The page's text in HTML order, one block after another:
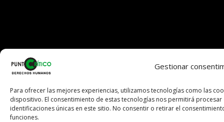
Gestionar
Para ofrecer las mejores experiencias, utilizamos tecnologías como las
dispositivo. El consentimiento de estas tecnologías nos permitirá
identificaciones únicas en este sitio. No consentir o retirar el
funciones.